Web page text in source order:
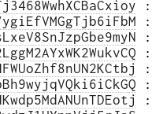
:
:
:
:
:
:
: